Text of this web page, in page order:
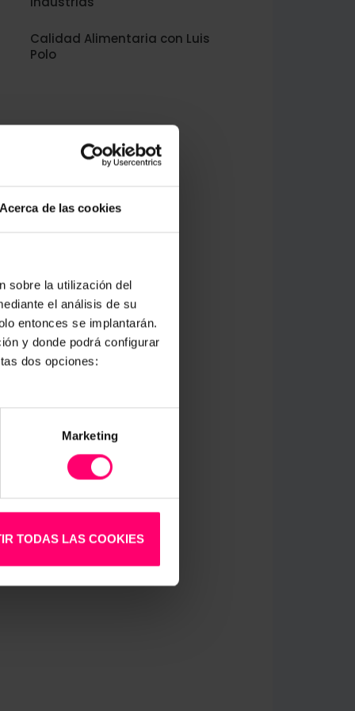
Acerca de las cookies
sobre la utilización del
el análisis de su
entonces se implantarán.
y donde podrá configurar
dos opciones:
Marketing
TODAS LAS COOKIES
Calidad Alimentaria con Luis
Polo